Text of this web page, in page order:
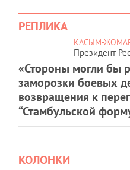
РЕПЛИКА
КАСЫМ-
Президент
«Стороны могли бы
заморозки боевых
возвращения к
“Стамбульской
КОЛОНКИ